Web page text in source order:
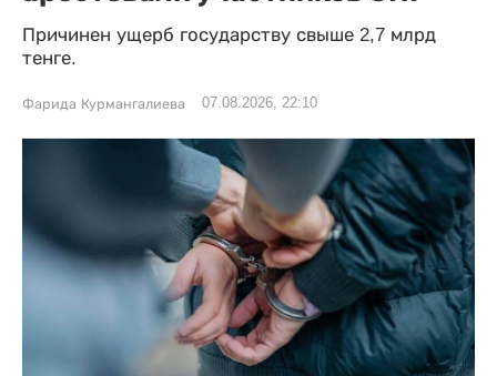
Причинен ущерб государству свыше 2,7 млрд
тенге.
Фарида Курмангалиева 07.08.2026, 22:10